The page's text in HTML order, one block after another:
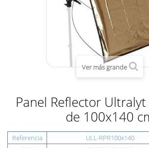
Ver más grande
Panel Reflector
de 100x140
Referencia
ULL-RPR100x140